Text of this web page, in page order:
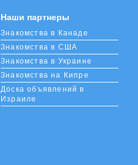
Наши партнеры
Знакомства в Канаде
Знакомства в США
Знакомства в Украине
Знакомства на Кипре
Доска объявлений в
Израиле